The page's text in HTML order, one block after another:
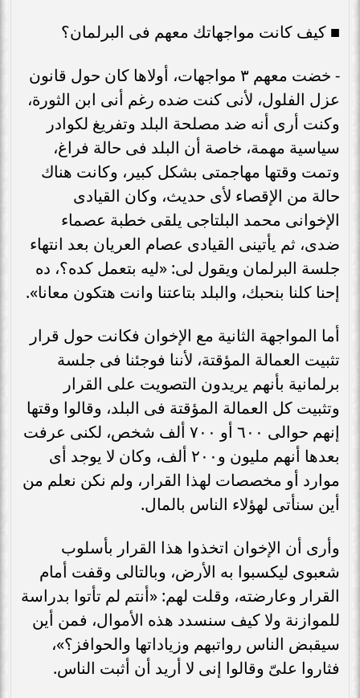
■ كيف كانت مواجهاتك معهم فى البرلمان؟
- خضت معهم ٣ مواجهات، أولاها كان حول قانون
عزل الفلول، لأنى كنت ضده رغم أنى ابن الثورة،
وكنت أرى أنه ضد مصلحة البلد وتفريغ لكوادر
سياسية مهمة، خاصة أن البلد فى حالة فراغ،
وتمت وقتها مهاجمتى بشكل كبير، وكانت هناك
حالة من الإقصاء لأى حديث، وكان القيادى
الإخوانى محمد البلتاجى يلقى خطبة عصماء
ضدى، ثم يأتينى القيادى عصام العريان بعد انتهاء
جلسة البرلمان ويقول لى: «ليه بتعمل كده؟، ده
إحنا كلنا بنحبك، والبلد بتاعتنا وانت هتكون معانا».
أما المواجهة الثانية مع الإخوان فكانت حول قرار
تثبيت العمالة المؤقتة، لأننا فوجئنا فى جلسة
برلمانية بأنهم يريدون التصويت على القرار
وتثبيت كل العمالة المؤقتة فى البلد، وقالوا وقتها
إنهم حوالى ٦٠٠ أو ٧٠٠ ألف شخص، لكنى عرفت
بعدها أنهم مليون و٢٠٠ ألف، وكان لا يوجد أى
موارد أو مخصصات لهذا القرار، ولم نكن نعلم من
أين سنأتى لهؤلاء الناس بالمال.
وأرى أن الإخوان اتخذوا هذا القرار بأسلوب
شعبوى ليكسبوا به الأرض، وبالتالى وقفت أمام
القرار وعارضته، وقلت لهم: «أنتم لم تأتوا بدراسة
للموازنة ولا كيف سنسدد هذه الأموال، فمن أين
سيقبض الناس رواتبهم وزياداتها والحوافز؟»،
فثاروا علىّ وقالوا إنى لا أريد أن أثبت الناس.